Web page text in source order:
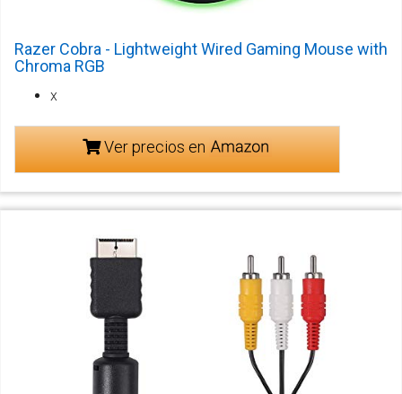
Razer Cobra - Lightweight Wired Gaming Mouse with
Chroma RGB
x
Ver precios en